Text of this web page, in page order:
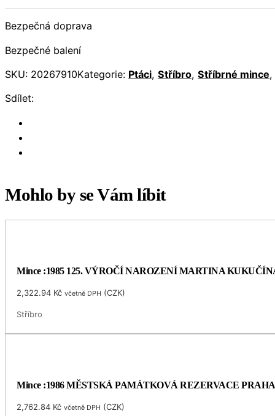
Bezpečná doprava
Bezpečné balení
SKU: 20267910Kategorie: Ptáci, Stříbro, Stříbrné mince,
Sdílet:
Mohlo by se Vám líbit
Mince :1985 125. VÝROČÍ NAROZENÍ MARTINA
2,322.94 Kč včetně DPH (CZK)
Stříbro
Mince :1986 MĚSTSKÁ PAMÁTKOVÁ REZERVACE PRAHA
2,762.84 Kč včetně DPH (CZK)